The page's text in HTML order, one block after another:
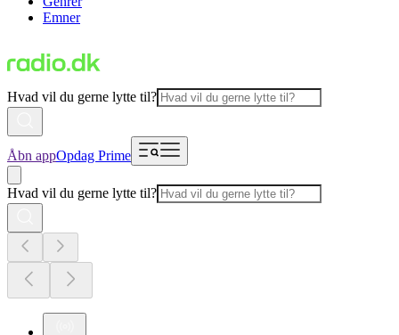
Emner
Hvad vil du gerne lytte til?
Åbn appOpdag Prime
Hvad vil du gerne lytte til?